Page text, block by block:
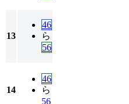
13
46
ら
56
14
46
ら
56